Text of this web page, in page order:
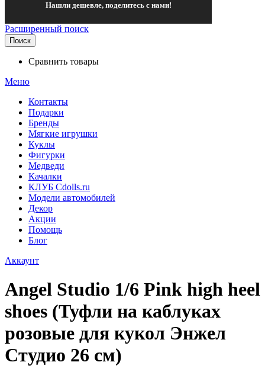
Нашли дешевле, поделитесь с нами!
Расширенный поиск
Поиск
Сравнить товары
Меню
Контакты
Подарки
Бренды
Мягкие игрушки
Куклы
Фигурки
Медведи
Качалки
КЛУБ Cdolls.ru
Модели автомобилей
Декор
Акции
Помощь
Блог
Аккаунт
Angel Studio 1/6 Pink high heel
shoes (Туфли на каблуках
розовые для кукол Энжел
Студио 26 см)